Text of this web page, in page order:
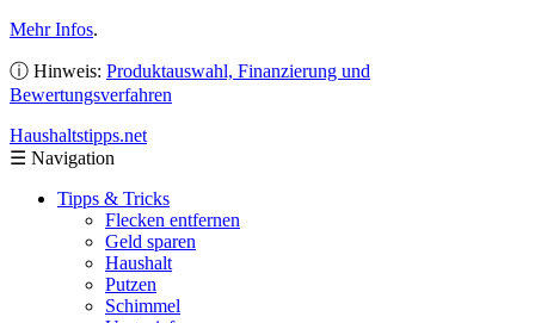
Mehr Infos.
ⓘ Hinweis: Produktauswahl, Finanzierung und
Bewertungsverfahren
Haushaltstipps.net
☰ Navigation
Tipps & Tricks
Flecken entfernen
Geld sparen
Haushalt
Putzen
Schimmel